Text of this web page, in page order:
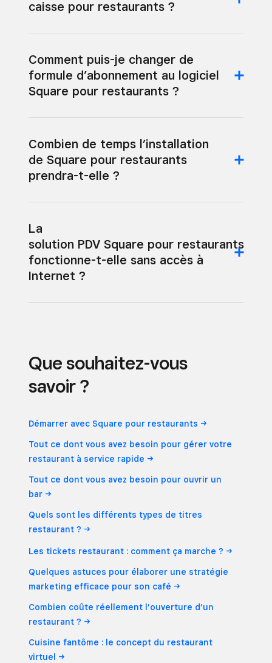
caisse pour restaurants ?
Comment puis-je changer de
formule d’abonnement au logiciel
Square pour restaurants ?
Combien de temps l’installation
de Square pour restaurants
prendra-t-elle ?
La
solution PDV Square pour restaurants
fonctionne-t-elle sans accès à
Internet ?
Que souhaitez-vous
savoir ?
Démarrer avec Square pour restaurants
Tout ce dont vous avez besoin pour gérer votre
restaurant à service rapide
Tout ce dont vous avez besoin pour ouvrir un
bar
Quels sont les différents types de titres
restaurant ?
Les tickets restaurant : comment ça marche ?
Quelques astuces pour élaborer une stratégie
marketing efficace pour son café
Combien coûte réellement l’ouverture d’un
restaurant ?
Cuisine fantôme : le concept du restaurant
virtuel